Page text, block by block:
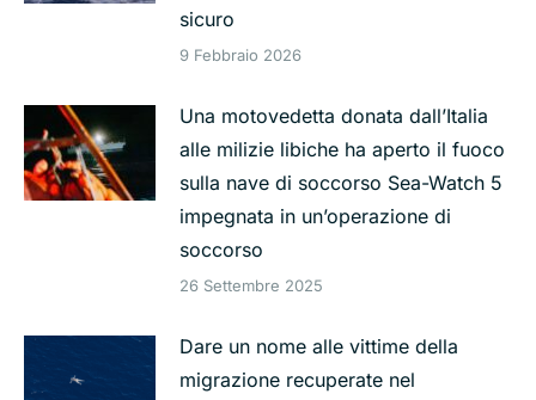
sicuro
9 Febbraio 2026
Una motovedetta donata dall’Italia
alle milizie libiche ha aperto il fuoco
sulla nave di soccorso Sea-Watch 5
impegnata in un’operazione di
soccorso
26 Settembre 2025
Dare un nome alle vittime della
migrazione recuperate nel